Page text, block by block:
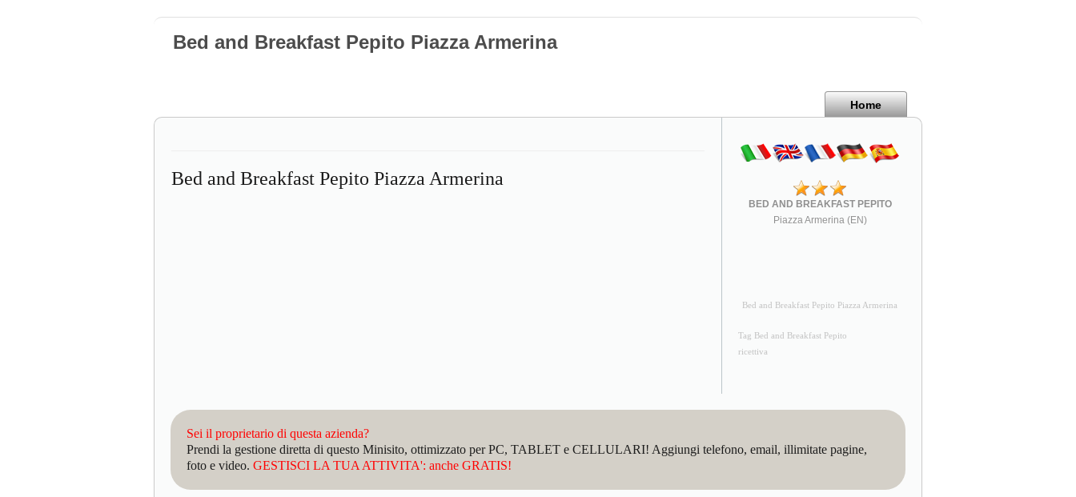
Bed and Breakfast Pepito Piazza Armerina
Home
Bed and Breakfast Pepito Piazza Armerina
BED AND BREAKFAST PEPITO
Piazza Armerina (EN)
Bed and Breakfast Pepito Piazza Armerina
Tag Bed and Breakfast Pepito
ricettiva
Sei il proprietario di questa azienda?
Prendi la gestione diretta di questo Minisito, ottimizzato per PC, TABLET e CELLULARI! Aggiungi telefono, email, illimitate pagine,
foto e video. GESTISCI LA TUA ATTIVITA': anche GRATIS!